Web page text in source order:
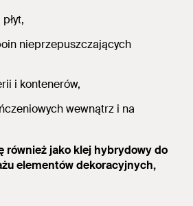
nieprzepuszczających
i kontenerów,
wewnątrz i na
również jako klej hybrydowy do
elementów dekoracyjnych,